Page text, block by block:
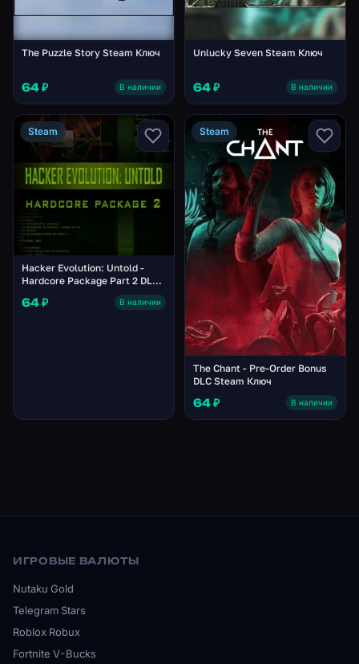
The Puzzle Story Steam Ключ
64 ₽ В наличии
Unlucky Seven Steam Ключ
64 ₽ В наличии
Steam
Hacker Evolution: Untold -
Hardcore Package Part 2 DLC
64 ₽ В наличии
Steam
The Chant - Pre-Order Bonus
DLC Steam Ключ
64 ₽ В наличии
ИГРОВЫЕ ВАЛЮТЫ
Nutaku Gold
Telegram Stars
Roblox Robux
Fortnite V-Bucks